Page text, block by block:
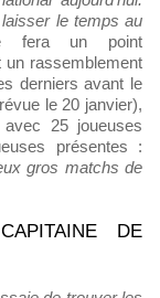
le temps au
fera un point
un rassemblement
derniers avant le
le 20 janvier),
25 joueuses
présentes :
gros matchs de
DE